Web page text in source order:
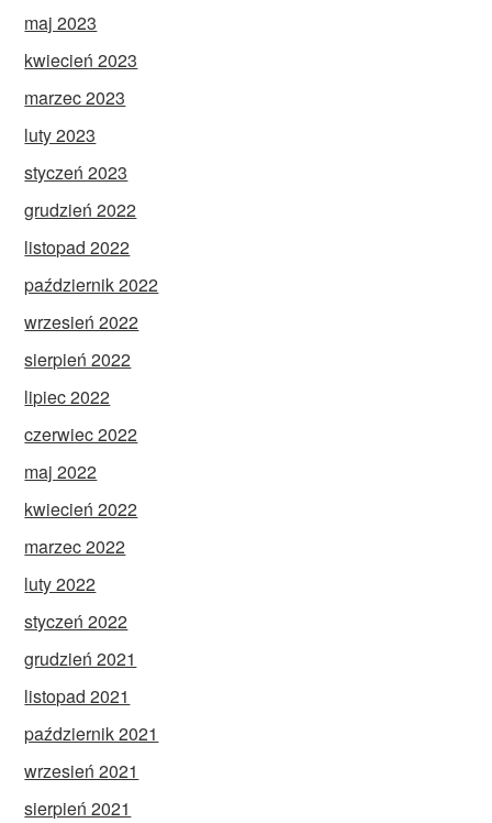
maj 2023
kwiecień 2023
marzec 2023
luty 2023
styczeń 2023
grudzień 2022
listopad 2022
październik 2022
wrzesień 2022
sierpień 2022
lipiec 2022
czerwiec 2022
maj 2022
kwiecień 2022
marzec 2022
luty 2022
styczeń 2022
grudzień 2021
listopad 2021
październik 2021
wrzesień 2021
sierpień 2021